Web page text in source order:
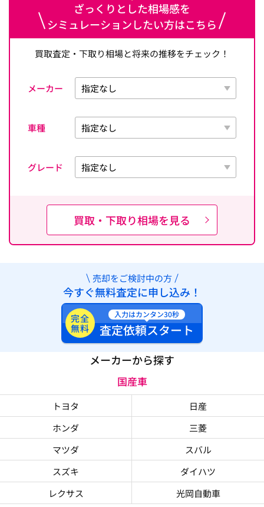
ざっくりとした相場感を
シミュレーションしたい方はこちら
買取査定・下取り相場と将来の推移をチェック！
メーカー
車種
グレード
買取・下取り相場を見る
売却をご検討中の方
今すぐ無料査定に申し込み！
完全
無料
入力はカンタン30秒
査定依頼スタート
メーカーから探す
国産車
トヨタ
日産
ホンダ
三菱
マツダ
スバル
スズキ
ダイハツ
レクサス
光岡自動車